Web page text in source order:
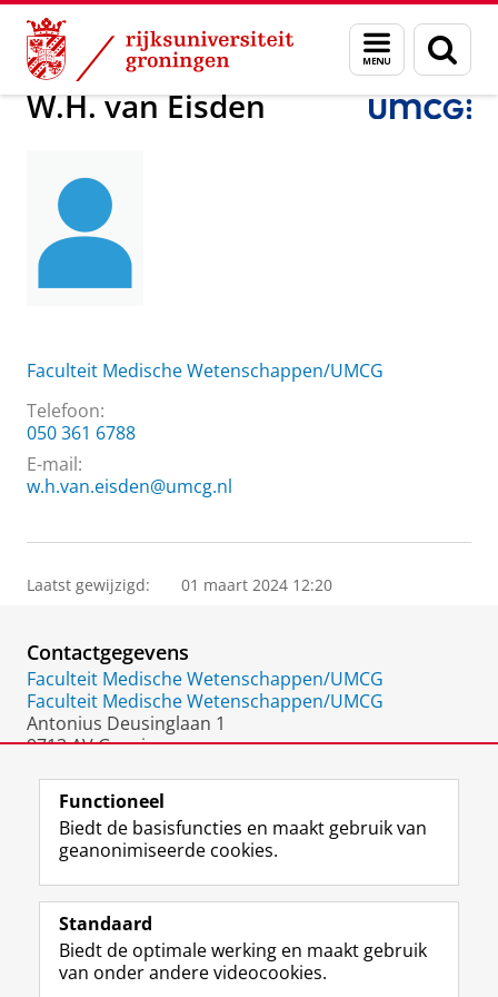
Skip
Content
Skip
Navigation
Menu
en
zoeken
Over ons W.H. van Eisden
W.H. van Eisden
Faculteit Medische Wetenschappen/UMCG
Telefoon:
050 361 6788
E-mail:
w.h.van.eisden@umcg.nl
Laatst gewijzigd: 01 maart 2024 12:20
Contactgegevens
Faculteit Medische Wetenschappen/UMCG
Faculteit Medische Wetenschappen/UMCG
Antonius Deusinglaan 1
9713 AV Groningen
Volg de RUG
F
a
e
b
L
i
k
e
R
S
-
f
I
n
t
Y
o
T
Studiekiezers
Functioneel
Biedt de basisfuncties en maakt gebruik van
geanonimiseerde cookies.
Standaard
Biedt de optimale werking en maakt gebruik
van onder andere videocookies.